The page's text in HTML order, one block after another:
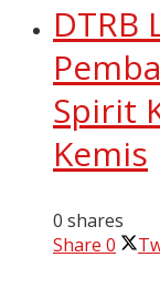
DTRB
Spirit
Kemis
0 shares
Share 0